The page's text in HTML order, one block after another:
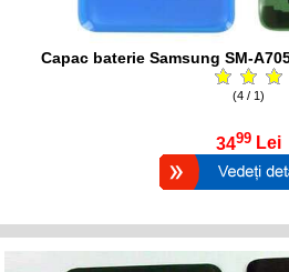
Capac baterie Samsung SM-
(4 / 1)
3499 Lei